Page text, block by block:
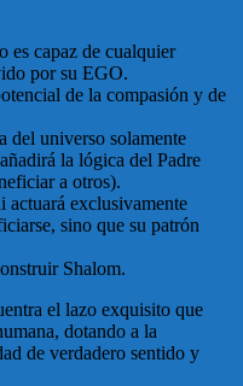
es capaz de cualquier
por su EGO.
de la compasión y de
del universo solamente
la lógica del Padre
a otros).
actuará exclusivamente
sino que su patrón
Shalom.
el lazo exquisito que
dotando a la
de verdadero sentido y